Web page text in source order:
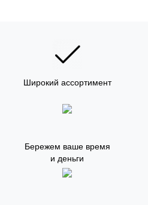
Широкий ассортимент
Бережем ваше время
и деньги